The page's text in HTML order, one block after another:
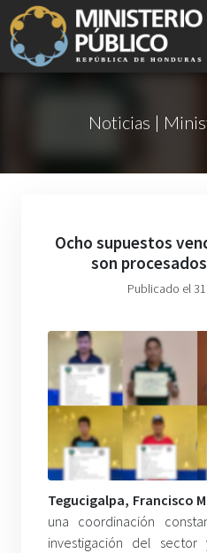
Noticias |
Ocho supuestos
son
Publicado el
Tegucigalpa, Francisco
una coordinación
investigación del